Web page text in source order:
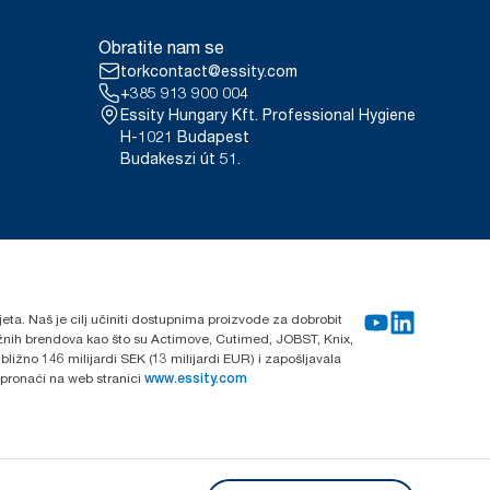
punjenja po korisniku.
koje pokrivaju sve
o potrošnji. Budući da su
o ugljiku za specifične
do kraja koji je
100889 i 120454Obratite nam se
torkcontact@essity.com
+385 913 900 004
Essity Hungary Kft. Professional Hygiene
H-1021 Budapest
Budakeszi út 51.
Naš je cilj učiniti dostupnima proizvode za dobrobit
brendova kao što su Actimove, Cutimed, JOBST, Knix,
146 milijardi SEK (13 milijardi EUR) i zapošljavala
na web stranici www.essity.com